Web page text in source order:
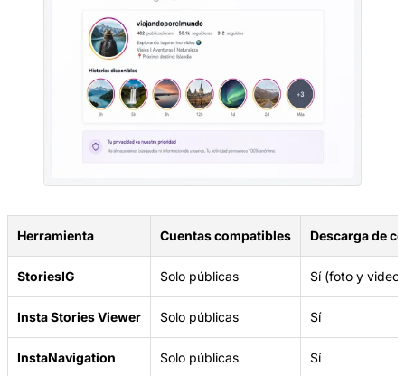
Herramienta Cuentas compatibles Descarga de
StoriesIG Solo públicas Sí (foto y video)
Insta Stories Viewer Solo públicas Sí
InstaNavigation Solo públicas Sí